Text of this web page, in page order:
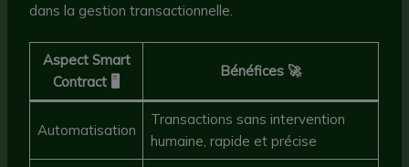
dans la gestion transactionnelle.
Aspect Smart
Contract 🖥️
Bénéfices 🚀
Automatisation
Transactions sans intervention
humaine, rapide et précise